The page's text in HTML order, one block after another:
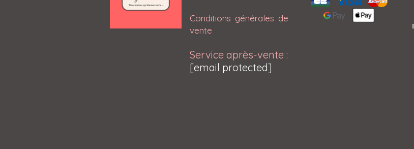
Conditions générales de
vente
Service après-vente :
[email protected]